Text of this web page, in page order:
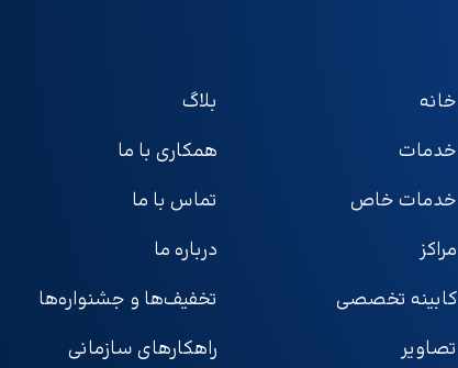
خانه
خدمات
خدمات خاص
مراکز
کابینه تخصصی
تصاویر
بلاگ
همکاری با ما
تماس با ما
درباره ما
تخفیف‌ها و جشنواره‌ها
راهکارهای سازمانی